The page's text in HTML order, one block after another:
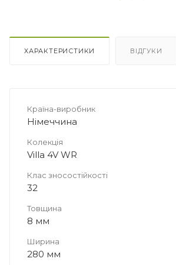
ХАРАКТЕРИСТИКИ ВІДГУКИ
Країна-виробник
Німеччина
Колекція
Villa 4V WR
Клас зносостійкості
32
Товщина
8 мм
Ширина
280 мм